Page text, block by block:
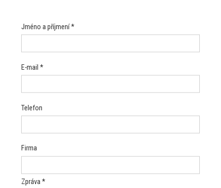
Jméno a příjmení *
E-mail *
Telefon
Firma
Zpráva *